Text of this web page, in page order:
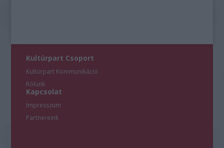
Kultúrpart Csoport
Kultúrpart Kommunikáció
Rólunk
Kapcsolat
Impresszum
Partnereink